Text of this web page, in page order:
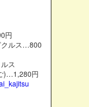
円
クルス…800
ス
)…1,280円